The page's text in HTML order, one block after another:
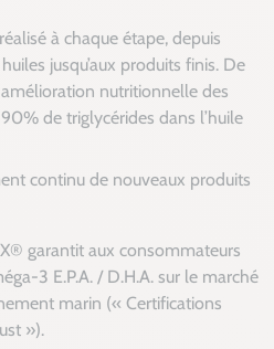
à chaque étape, depuis
jusqu’aux produits finis. De
nutritionnelle des
de triglycérides dans l’huile
continu de nouveaux produits
garantit aux consommateurs
3 E.P.A. / D.H.A. sur le marché
marin (« Certifications
»).